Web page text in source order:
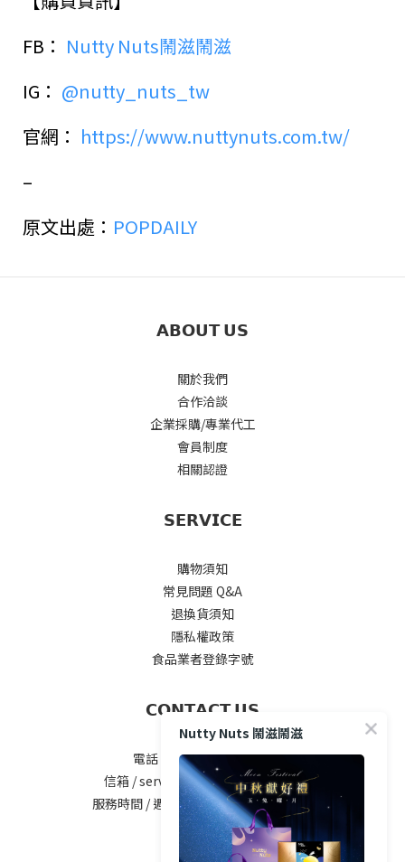
FB： Nutty Nuts鬧滋鬧滋
IG： @nutty_nuts_tw
官網： https://www.nuttynuts.com.tw/
–
原文出處： POPDAILY
𝗔𝗕𝗢𝗨𝗧 𝗨𝗦
關於我們
合作洽談
企業採購/專業代工
會員制度
相關認證
𝗦𝗘𝗥𝗩𝗜𝗖𝗘
購物須知
常見問題 Q&A
退換貨須知
隱私權政策
食品業者登錄字號
𝗖𝗢𝗡𝗧𝗔𝗖𝗧 𝗨𝗦
電話 / 04-2535-5777#25
信箱 / service@nuttynuts.com.tw
服務時間 / 週一 ~ 週五 8:00am-5.00pm
Nutty Nuts 鬧滋鬧滋